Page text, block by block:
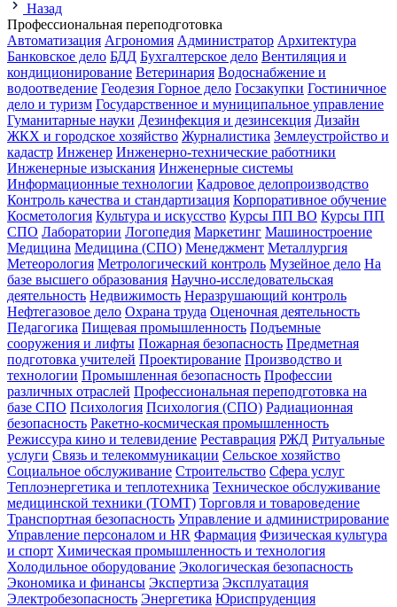
Назад
Профессиональная переподготовка
Автоматизация Агрономия Администратор Архитектура
Банковское дело БДД Бухгалтерское дело Вентиляция и
кондиционирование Ветеринария Водоснабжение и
водоотведение Геодезия Горное дело Госзакупки Гостиничное
дело и туризм Государственное и муниципальное управление
Гуманитарные науки Дезинфекция и дезинсекция Дизайн
ЖКХ и городское хозяйство Журналистика Землеустройство и
кадастр Инженер Инженерно-технические работники
Инженерные изыскания Инженерные системы
Информационные технологии Кадровое делопроизводство
Контроль качества и стандартизация Корпоративное обучение
Косметология Культура и искусство Курсы ПП ВО Курсы ПП
СПО Лаборатории Логопедия Маркетинг Машиностроение
Медицина Медицина (СПО) Менеджмент Металлургия
Метеорология Метрологический контроль Музейное дело На
базе высшего образования Научно-исследовательская
деятельность Недвижимость Неразрушающий контроль
Нефтегазовое дело Охрана труда Оценочная деятельность
Педагогика Пищевая промышленность Подъемные
сооружения и лифты Пожарная безопасность Предметная
подготовка учителей Проектирование Производство и
технологии Промышленная безопасность Профессии
различных отраслей Профессиональная переподготовка на
базе СПО Психология Психология (СПО) Радиационная
безопасность Ракетно-космическая промышленность
Режиссура кино и телевидение Реставрация РЖД Ритуальные
услуги Связь и телекоммуникации Сельское хозяйство
Социальное обслуживание Строительство Сфера услуг
Теплоэнергетика и теплотехника Техническое обслуживание
медицинской техники (ТОМТ) Торговля и товароведение
Транспортная безопасность Управление и администрирование
Управление персоналом и HR Фармация Физическая культура
и спорт Химическая промышленность и технология
Холодильное оборудование Экологическая безопасность
Экономика и финансы Экспертиза Эксплуатация
Электробезопасность Энергетика Юриспруденция